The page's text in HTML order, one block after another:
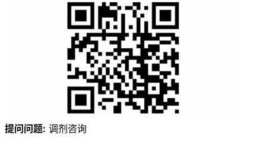
提问问题: 调剂咨询